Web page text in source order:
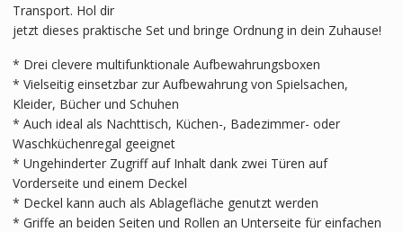
Transport. Hol dir
jetzt dieses praktische Set und bringe Ordnung in dein Zuhause!
* Drei clevere multifunktionale Aufbewahrungsboxen
* Vielseitig einsetzbar zur Aufbewahrung von Spielsachen,
Kleider, Bücher und Schuhen
* Auch ideal als Nachttisch, Küchen-, Badezimmer- oder
Waschküchenregal geeignet
* Ungehinderter Zugriff auf Inhalt dank zwei Türen auf
Vorderseite und einem Deckel
* Deckel kann auch als Ablagefläche genutzt werden
* Griffe an beiden Seiten und Rollen an Unterseite für einfachen